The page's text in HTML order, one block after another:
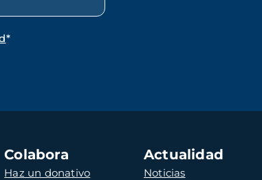
*
Colabora
Haz un donativo
Actualidad
Noticias